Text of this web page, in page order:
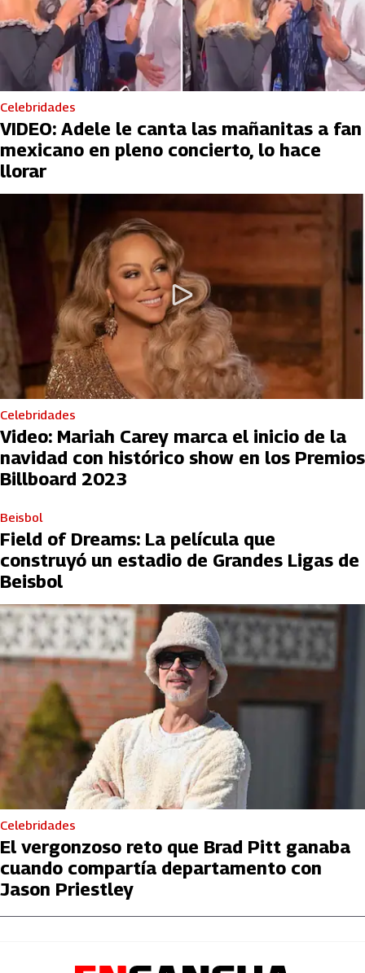
Celebridades
VIDEO: Adele le canta las mañanitas a fan
mexicano en pleno concierto, lo hace
llorar
Celebridades
Video: Mariah Carey marca el inicio de la
navidad con histórico show en los Premios
Billboard 2023
Beisbol
Field of Dreams: La película que
construyó un estadio de Grandes Ligas de
Beisbol
Celebridades
El vergonzoso reto que Brad Pitt ganaba
cuando compartía departamento con
Jason Priestley